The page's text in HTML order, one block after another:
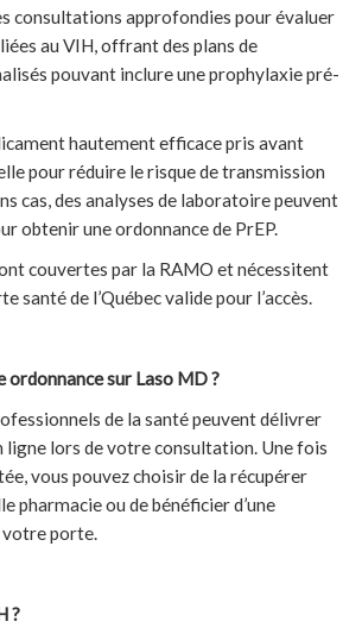
consultations approfondies pour évaluer
au VIH, offrant des plans de
pouvant inclure une prophylaxie pré-
hautement efficace pris avant
pour réduire le risque de transmission
cas, des analyses de laboratoire peuvent
obtenir une ordonnance de PrEP.
couvertes par la RAMO et nécessitent
santé de l’Québec valide pour l’accès.
ordonnance sur Laso MD ?
de la santé peuvent délivrer
ligne lors de votre consultation. Une fois
vous pouvez choisir de la récupérer
pharmacie ou de bénéficier d’une
porte.
?